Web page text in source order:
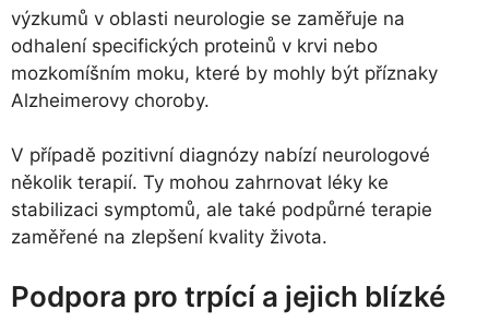
výzkumů v oblasti neurologie se zaměřuje na
odhalení specifických proteinů v krvi nebo
mozkomíšním moku, které by mohly být příznaky
Alzheimerovy choroby.
V případě pozitivní diagnózy nabízí neurologové
několik terapií. Ty mohou zahrnovat léky ke
stabilizaci symptomů, ale také podpůrné terapie
zaměřené na zlepšení kvality života.
Podpora pro trpící a jejich blízké